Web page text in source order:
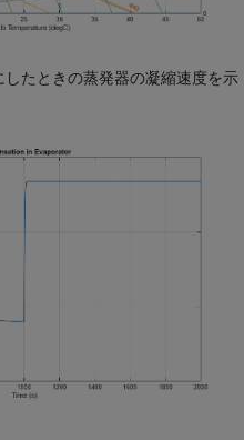
たときの蒸発器の凝縮速度を示